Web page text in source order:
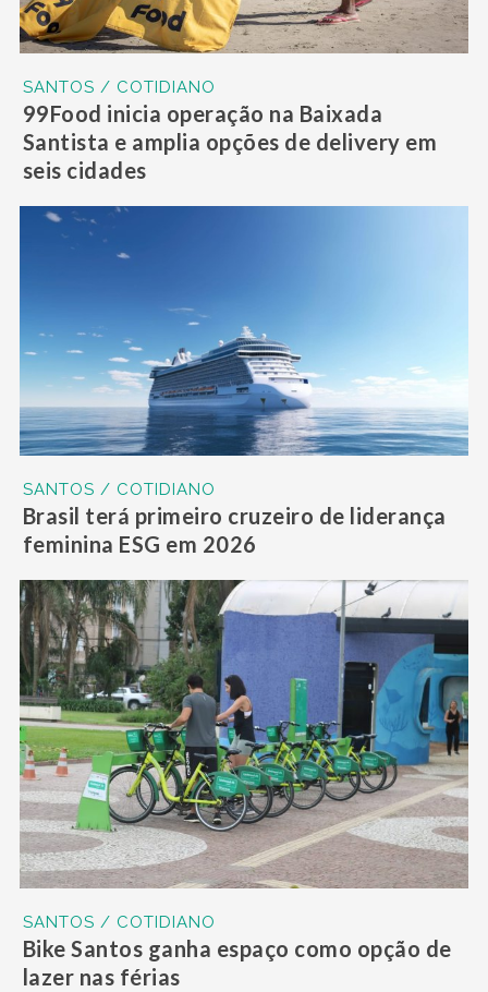
SANTOS / COTIDIANO
99Food inicia operação na Baixada
Santista e amplia opções de delivery em
seis cidades
SANTOS / COTIDIANO
Brasil terá primeiro cruzeiro de liderança
feminina ESG em 2026
SANTOS / COTIDIANO
Bike Santos ganha espaço como opção de
lazer nas férias